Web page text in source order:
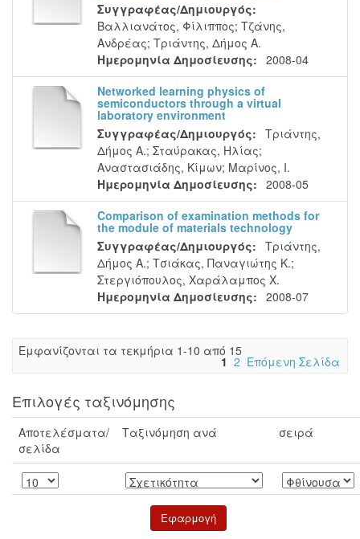
Συγγραφέας/Δημιουργός:
Βαλλιανάτος, Φίλιππος; Τζάνης,
Ανδρέας; Τριάντης, Δήμος Α.
Ημερομηνία Δημοσίευσης: 2008-04
Networked learning physics of
semiconductors through a virtual
laboratory environment
Συγγραφέας/Δημιουργός: Τριάντης,
Δήμος Α.; Σταύρακας, Ηλίας;
Αναστασιάδης, Κίμων; Μαρίνος, Ι.
Ημερομηνία Δημοσίευσης: 2008-05
Comparison of examination methods for
the module of materials technology
Συγγραφέας/Δημιουργός: Τριάντης,
Δήμος Α.; Τσιάκας, Παναγιώτης Κ.;
Στεργιόπουλος, Χαράλαμπος Χ.
Ημερομηνία Δημοσίευσης: 2008-07
Eμφανίζονται τα τεκμήρια 1-10 από 15
1 2 Επόμενη Σελίδα
Επιλογές ταξινόμησης
Αποτελέσματα/
σελίδα
Ταξινόμηση ανά σειρά